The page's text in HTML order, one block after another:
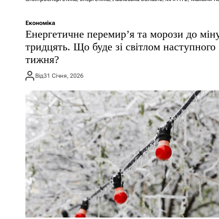
Економіка
Енергетичне перемир’я та морози до
тридцять. Що буде зі світлом наступного
тижня?
Від31 Січня, 2026